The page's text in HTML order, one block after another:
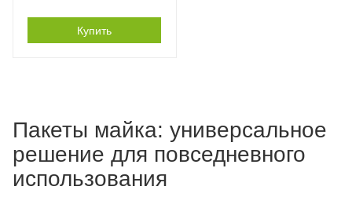
Купить
Пакеты майка: универсальное
решение для повседневного
использования